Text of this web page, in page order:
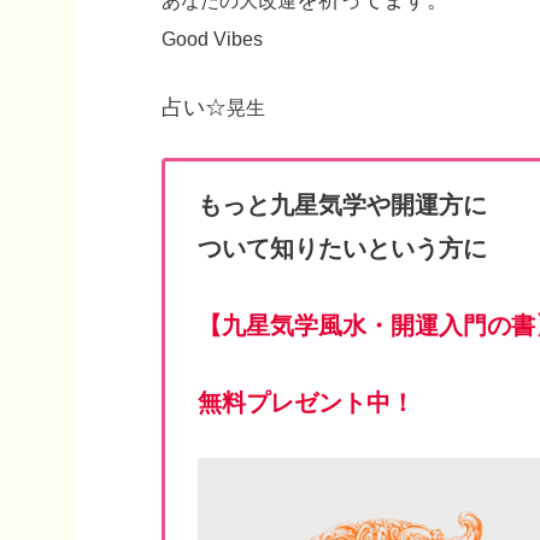
Good Vibes
占い☆晃生
もっと九星気学や開運方に
ついて知りたいという方に
【九星気学風水・開運入門の書
無料プレゼント中！